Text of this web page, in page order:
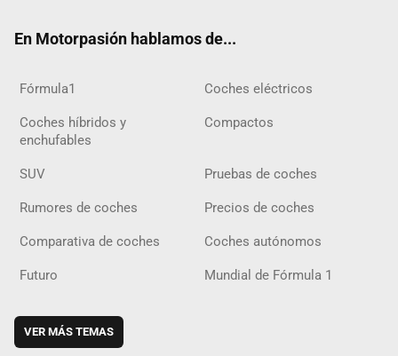
En Motorpasión hablamos de...
Fórmula1 Coches eléctricos
Coches híbridos y
enchufables
Compactos
SUV Pruebas de coches
Rumores de coches Precios de coches
Comparativa de coches Coches autónomos
Futuro Mundial de Fórmula 1
VER MÁS TEMAS